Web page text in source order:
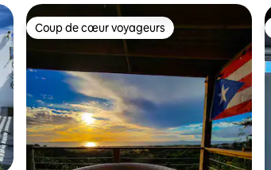
Coup de cœur voyageurs
Coup de cœur voyageurs